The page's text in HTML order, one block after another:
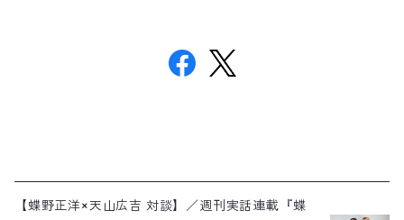
【蝶野正洋×天山広吉 対談】／週刊実話連載『蝶